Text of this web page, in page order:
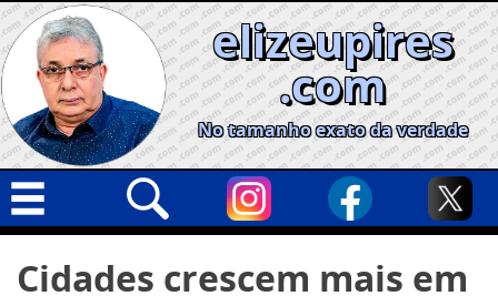
Skip
to
content
elizeupires
.com
No tamanho exato da verdade
Geral
por:
Cidades crescem mais em